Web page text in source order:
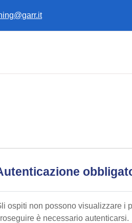
ospiti non possono visualizzare i
è necessario autenticarsi.